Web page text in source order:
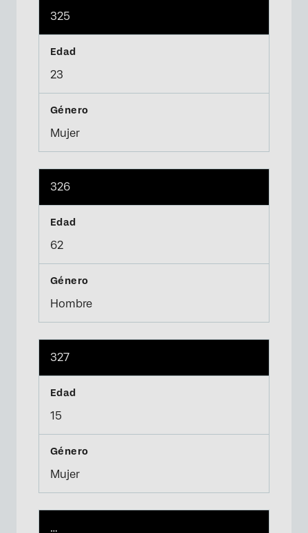
325
23
Mujer
326
62
Hombre
327
15
Mujer
…